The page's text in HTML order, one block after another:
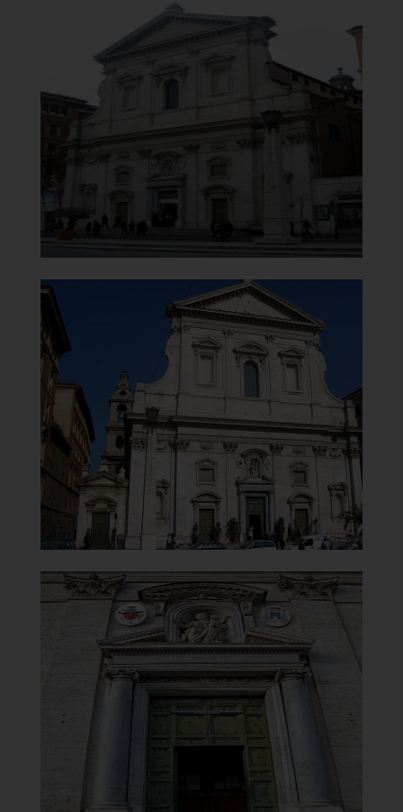
Chiesa di Santa Maria del
in Traspontina
Chiesa
Clicca per ingrandire
Chiesa di Santa Maria del
Carmelo
in Traspontina
Facciata
Clicca per ingrandire
]
Chiesa di Santa Maria del
Carmelo
in Traspontina
Portale